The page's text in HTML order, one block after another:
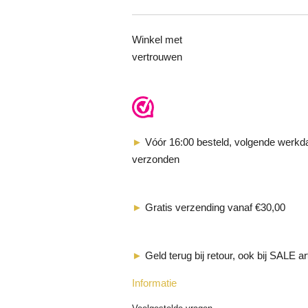
Winkel met
vertrouwen
► Vóór 16:00 besteld, volgende
verzonden
► Gratis verzending vanaf €30,00
► Geld terug bij retour, ook bij SALE
Informatie